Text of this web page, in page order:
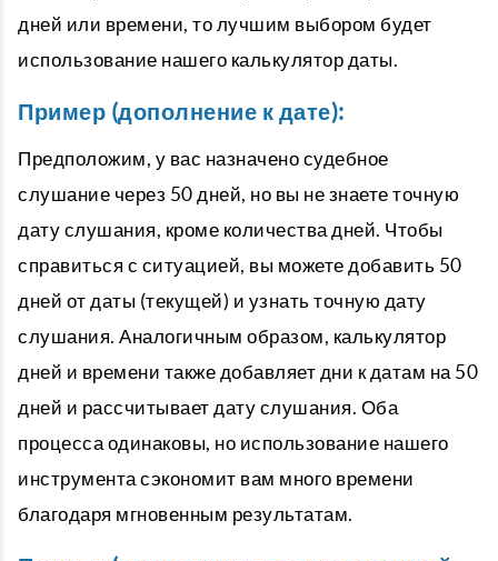
дней или времени, то лучшим выбором будет
использование нашего калькулятор даты.
Пример (дополнение к дате):
Предположим, у вас назначено судебное
слушание через 50 дней, но вы не знаете точную
дату слушания, кроме количества дней. Чтобы
справиться с ситуацией, вы можете добавить 50
дней от даты (текущей) и узнать точную дату
слушания. Аналогичным образом, калькулятор
дней и времени также добавляет дни к датам на 50
дней и рассчитывает дату слушания. Оба
процесса одинаковы, но использование нашего
инструмента сэкономит вам много времени
благодаря мгновенным результатам.